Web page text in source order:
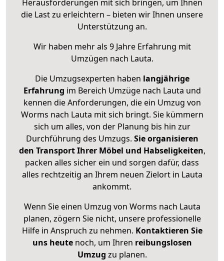
Herausforderungen mit sich bringen, um Ihnen
die Last zu erleichtern – bieten wir Ihnen unsere
Unterstützung an.
Wir haben mehr als 9 Jahre Erfahrung mit
Umzügen nach Lauta.
Die Umzugsexperten haben langjährige
Erfahrung im Bereich Umzüge nach Lauta und
kennen die Anforderungen, die ein Umzug von
Worms nach Lauta mit sich bringt. Sie kümmern
sich um alles, von der Planung bis hin zur
Durchführung des Umzugs. Sie organisieren
den Transport Ihrer Möbel und Habseligkeiten,
packen alles sicher ein und sorgen dafür, dass
alles rechtzeitig an Ihrem neuen Zielort in Lauta
ankommt.
Wenn Sie einen Umzug von Worms nach Lauta
planen, zögern Sie nicht, unsere professionelle
Hilfe in Anspruch zu nehmen. Kontaktieren Sie
uns heutenoch, um Ihren reibungslosen
Umzug zu planen.